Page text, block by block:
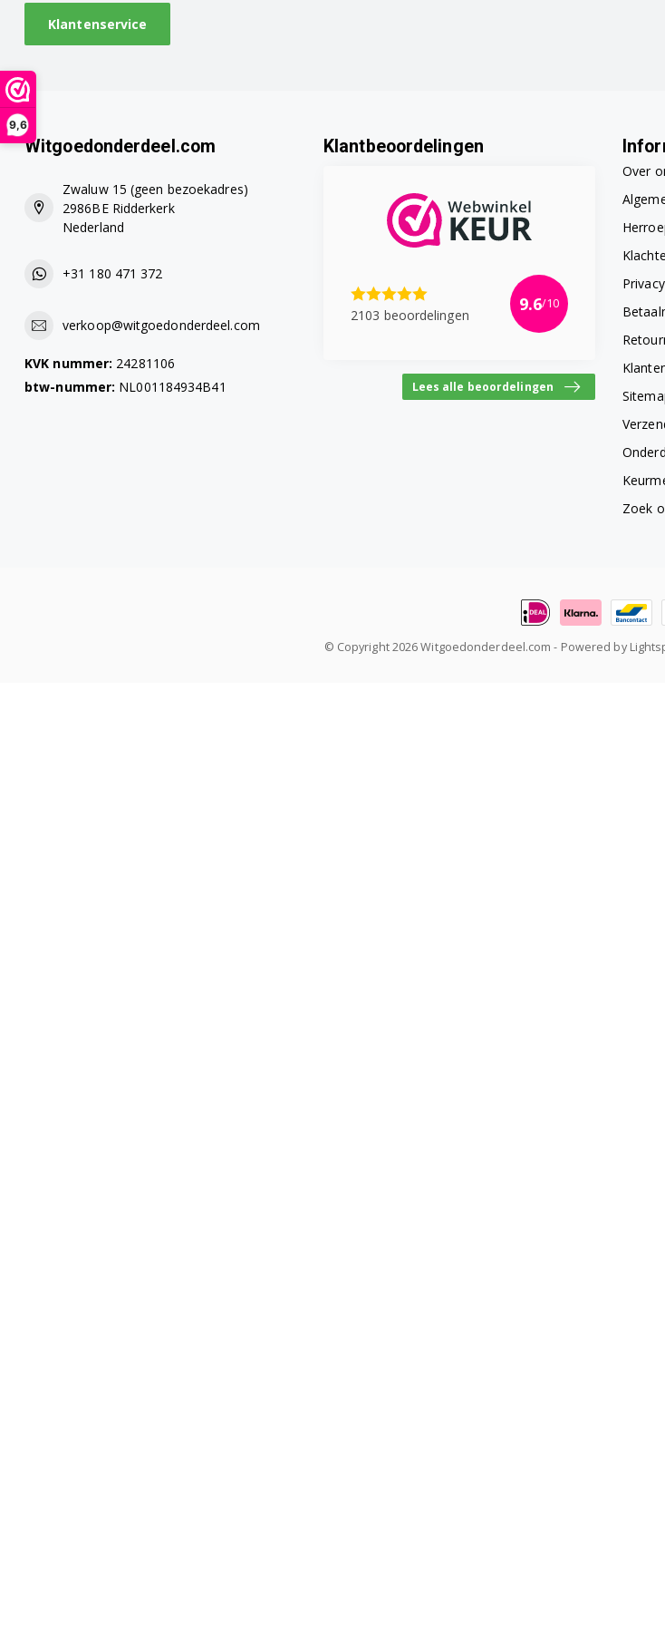
9,6
Klantenservice
Witgoedonderdeel.com
Zwaluw 15 (geen bezoekadres)
2986BE Ridderkerk
Nederland
+31 180 471 372
verkoop@witgoedonderdeel.com
KVK nummer: 24281106
btw-nummer: NL001184934B41
Klantbeoordelingen
2103 beoordelingen
9.6/10
Lees alle beoordelingen
Over
Zoek
© Copyright 2026 Witgoedonderdeel.com - Powered by